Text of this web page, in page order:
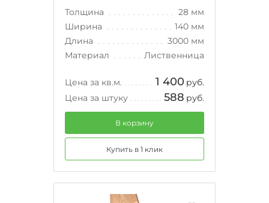
Толщина
28 мм
Ширина
140 мм
Длина
3000 мм
Материал
Лиственница
Цена за кв.м. 1 400 руб.
Цена за штуку
588 руб.
В корзину
Купить в 1 клик